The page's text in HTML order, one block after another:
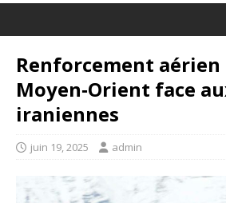
Renforcement aérien
Moyen‑Orient face
iraniennes
juin 19, 2025 admin